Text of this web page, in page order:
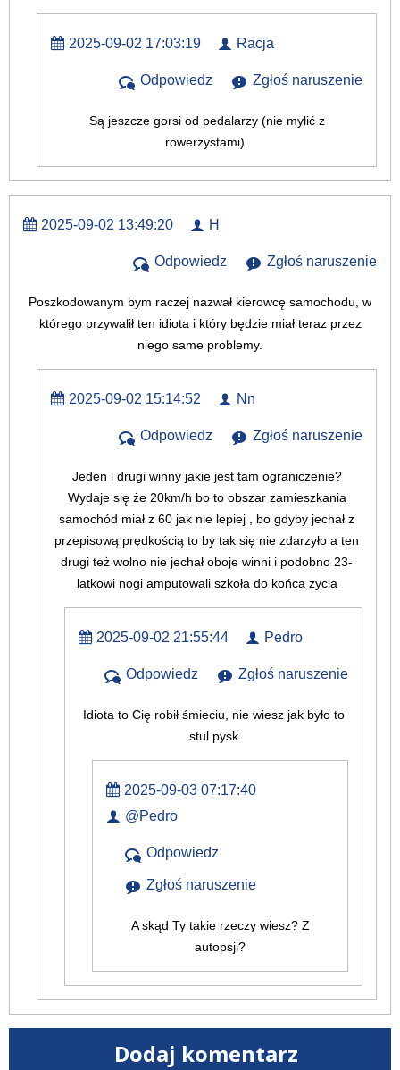
2025-09-02 17:03:19 Racja
Odpowiedz Zgłoś naruszenie
Są jeszcze gorsi od pedalarzy (nie mylić z
rowerzystami).
2025-09-02 13:49:20 H
Odpowiedz Zgłoś naruszenie
Poszkodowanym bym raczej nazwał kierowcę samochodu, w
którego przywalił ten idiota i który będzie miał teraz przez
niego same problemy.
2025-09-02 15:14:52 Nn
Odpowiedz Zgłoś naruszenie
Jeden i drugi winny jakie jest tam ograniczenie?
Wydaje się że 20km/h bo to obszar zamieszkania
samochód miał z 60 jak nie lepiej , bo gdyby jechał z
przepisową prędkością to by tak się nie zdarzyło a ten
drugi też wolno nie jechał oboje winni i podobno 23-
latkowi nogi amputowali szkoła do końca zycia
2025-09-02 21:55:44 Pedro
Odpowiedz Zgłoś naruszenie
Idiota to Cię robił śmieciu, nie wiesz jak było to
stul pysk
2025-09-03 07:17:40
@Pedro
Odpowiedz
Zgłoś naruszenie
A skąd Ty takie rzeczy wiesz? Z
autopsji?
Dodaj komentarz